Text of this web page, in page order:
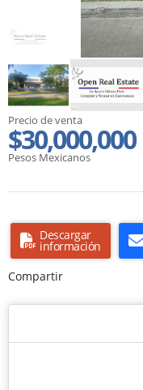
Precio de venta
$30,000,000
Pesos Mexicanos
Descargar
información
Compartir